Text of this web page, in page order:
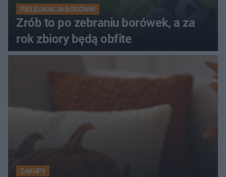
PIELĘGNACJA BORÓWKI
Zrób to po zebraniu borówek, a za
rok zbiory będą obfite
ZAKUPY